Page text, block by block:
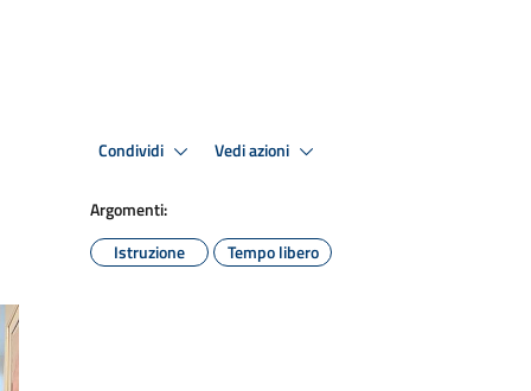
Condividi Vedi azioni
Argomenti:
Istruzione
Tempo libero